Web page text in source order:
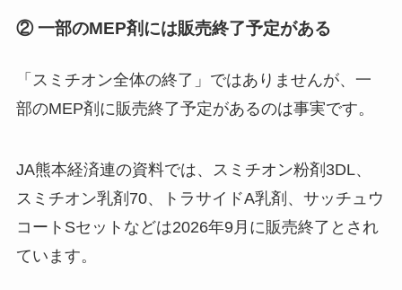
② 一部のMEP剤には販売終了予定がある
「スミチオン全体の終了」ではありませんが、一
部のMEP剤に販売終了予定があるのは事実です。
JA熊本経済連の資料では、スミチオン粉剤3DL、
スミチオン乳剤70、トラサイドA乳剤、サッチュウ
コートSセットなどは2026年9月に販売終了とされ
ています。